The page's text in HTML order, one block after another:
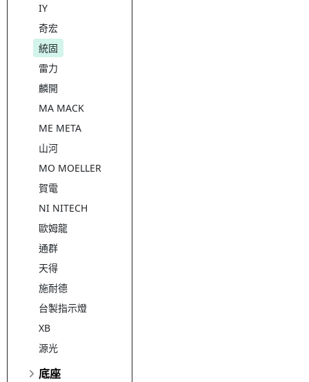
IY
奇宏
統固
雷力
麟開
MA MACK
ME META
山河
MO MOELLER
賀電
NI NITECH
歐姆龍
通群
天得
施耐德
台製指示燈
XB
源光
底座